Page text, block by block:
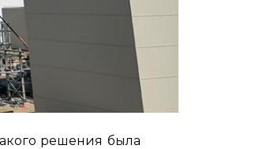
решения была